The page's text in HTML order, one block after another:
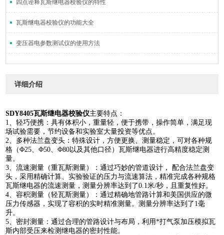
四点诠释瓦斯继电器校验仪的特性
瓦斯继电器校验仪的功能大全
变压器电参数测试仪的使用方法
详细介绍
SDY8405瓦斯继电器校验仪主要特点：
1、轻巧便携：具有体积小，重量轻，便于携带，操作简单，满足现
场试验需要，节约设备和实验室大量投资等优点。
2、多种法兰盘变头：特殊设计，方便更换、测量稳定，可对各种规
格（Φ25、Φ50、Φ80以及其他口径）瓦斯继电器进行高精度稳定测
量。
3、流速测量（重瓦斯测量）：通过巧妙的管道设计， 配合法兰盘变
头，采用精确计算、实验验证的压力与流速算法，精准完成各种规格
瓦斯继电器的流速测量，测量分辨率达到了0.1米/秒，且重复性好。
4、容积测量（轻瓦斯测量）：通过精确地管路计算和美国供应的微
压力传感器，实现了容积的实时精准测量。测量分辨率达到了1毫
升。
5、密封测量：通过合理的管路设计与布局，利用*打气泵加压模拟瓦
斯内部受压来检测继电器的密封性能。